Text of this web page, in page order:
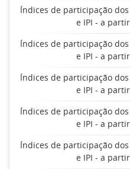
Índices de participação
e IPI - a
Índices de participação
e IPI - a
Índices de participação
e IPI - a
Índices de participação
e IPI - a
Índices de participação
e IPI - a